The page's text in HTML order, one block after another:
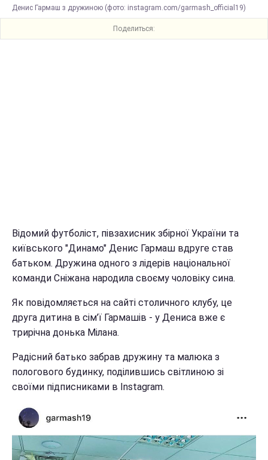
Денис Гармаш з дружиною (фото: instagram.com/garmash_official19)
Поделиться:
Відомий футболіст, півзахисник збірної України та
київського "Динамо" Денис Гармаш вдруге став
батьком. Дружина одного з лідерів національної
команди Сніжана народила своєму чоловіку сина.
Як повідомляється на сайті столичного клубу, це
друга дитина в сім’ї Гармашів - у Дениса вже є
трирічна донька Мілана.
Радісний батько забрав дружину та малюка з
пологового будинку, поділившись світлиною зі
своїми підписниками в Instagram.